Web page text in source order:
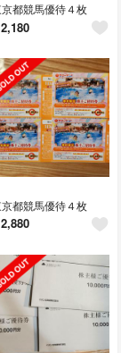
都競馬優待４枚
2,180
都競馬優待４枚
2,880